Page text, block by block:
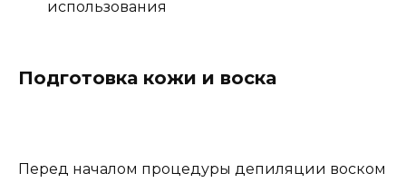
использования
Подготовка кожи и воска
Перед началом процедуры депиляции воском